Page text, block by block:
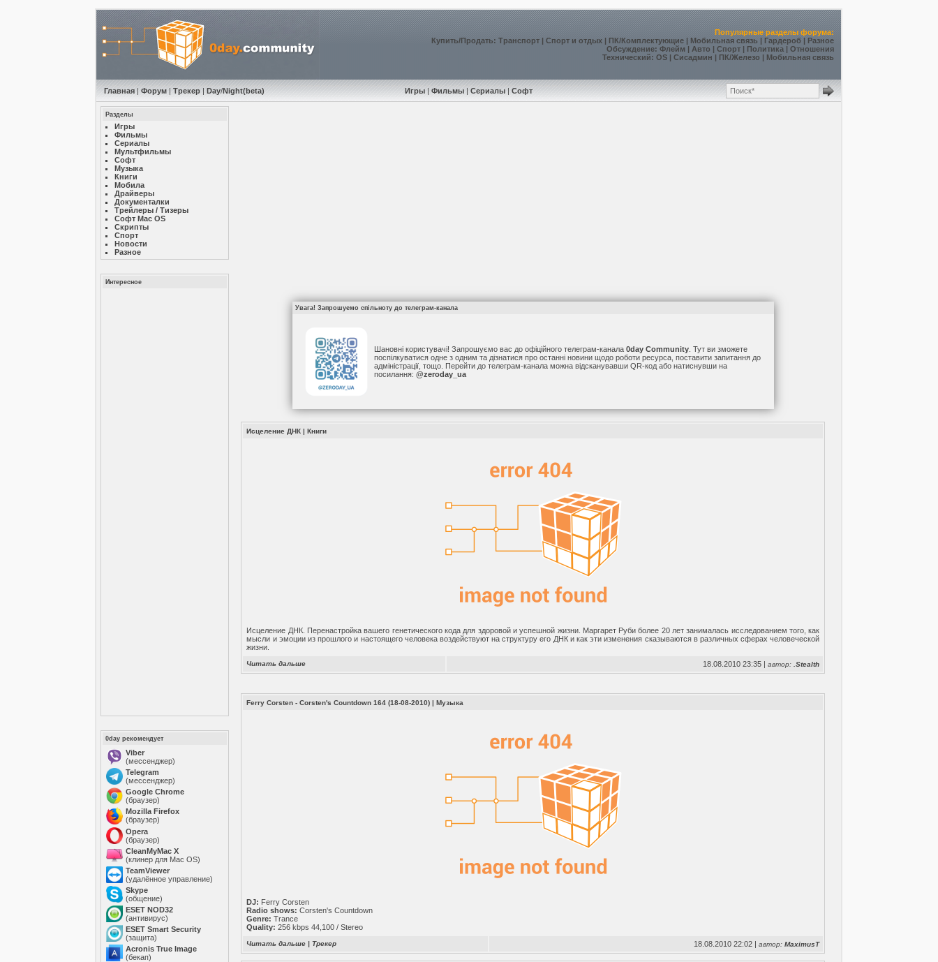
Популярные разделы форума:
Купить/Продать:Транспорт |Спорт и отдых |ПК/Комплектующие |Мобильная связь | Гардероб |Разное
Обсуждение:Флейм | Авто |Спорт | Политика |Отношения
Технический:OS |Сисадмин | ПК/Железо | Мобильная связь
Главная |Форум |Трекер |Day/Night(beta) Игры |Фильмы |Сериалы |Софт
Разделы
Игры
Фильмы
Сериалы
Мультфильмы
Софт
Музыкa
Книги
Мобила
Драйверы
Документалки
Трейлеры / Тизеры
Софт Mac OS
Скрипты
Спорт
Новости
Разное
Интересное
0day рекомендует
Viber
(мессенджер)
Telegram
(мессенджер)
Google Chrome
(браузер)
Mozilla Firefox
(браузер)
Opera
(браузер)
CleanMyMac X
(клинер для Mac OS)
TeamViewer
(удалённое управление)
Skype
(общение)
ESET NOD32
(антивирус)
ESET Smart Security
(защита)
Acronis True Image
(бекап)
Увага! Запрошуємо спільноту до телеграм-канала
Шановні користувачі! Запрошуємо вас до офіційного телеграм-канала 0day Community. Тут ви зможете
поспілкуватися одне з одним та дізнатися про останні новини щодо роботи ресурса, поставити запитання до
адміністрації, тощо. Перейти до телеграм-канала можна відсканувавши QR-код або натиснувши на
посилання: @zeroday_ua
Исцеление ДНК |Книги
Исцеление ДНК. Перенастройка вашего генетического кода для здоровой и успешной жизни. Маргарет Руби более 20 лет занималась исследованием того, как
мысли и эмоции из прошлого и настоящего человека воздействуют на структуру его ДНК и как эти изменения сказываются в различных сферах человеческой
жизни.
Читать дальше 18.08.2010 23:35 |автор: .Stealth
Ferry Corsten - Corsten's Countdown 164 (18-08-2010) |Музыка
DJ: Ferry Corsten
Radio shows:Corsten's Countdown
Genre: Trance
Quality: 256 kbps 44,100 / Stereo
Читать дальше |Трекер 18.08.2010 22:02 |автор:MaximusT